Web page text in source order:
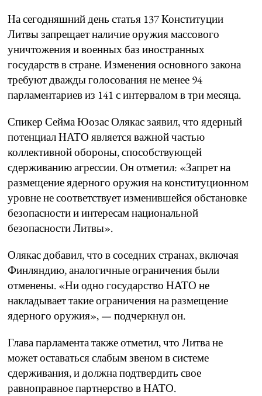
На сегодняшний день статья 137 Конституции
Литвы запрещает наличие оружия массового
уничтожения и военных баз иностранных
государств в стране. Изменения основного закона
требуют дважды голосования не менее 94
парламентариев из 141 с интервалом в три месяца.
Спикер Сейма Юозас Олякас заявил, что ядерный
потенциал НАТО является важной частью
коллективной обороны, способствующей
сдерживанию агрессии. Он отметил: «Запрет на
размещение ядерного оружия на конституционном
уровне не соответствует изменившейся обстановке
безопасности и интересам национальной
безопасности Литвы».
Олякас добавил, что в соседних странах, включая
Финляндию, аналогичные ограничения были
отменены. «Ни одно государство НАТО не
накладывает такие ограничения на размещение
ядерного оружия», — подчеркнул он.
Глава парламента также отметил, что Литва не
может оставаться слабым звеном в системе
сдерживания, и должна подтвердить свое
равноправное партнерство в НАТО.